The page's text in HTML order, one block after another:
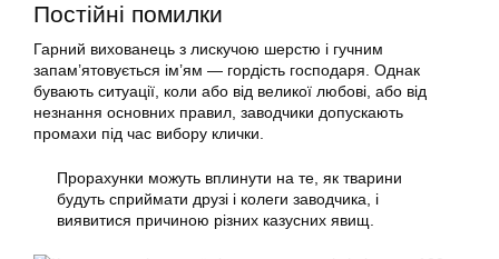
Постійні помилки
Гарний вихованець з лискучою шерстю і гучним
запам’ятовується ім’ям — гордість господаря. Однак
бувають ситуації, коли або від великої любові, або від
незнання основних правил, заводчики допускають
промахи під час вибору клички.
Прорахунки можуть вплинути на те, як тварини
будуть сприймати друзі і колеги заводчика, і
виявитися причиною різних казусних явищ.